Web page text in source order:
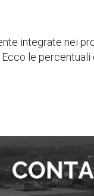
integrate nei
le percentuali